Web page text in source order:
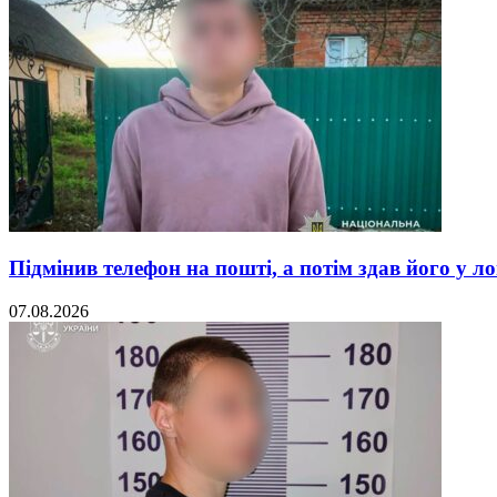
Підмінив телефон на пошті, а потім здав його у
07.08.2026